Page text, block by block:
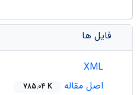
فایل ها
اصل مقاله
785.04 K